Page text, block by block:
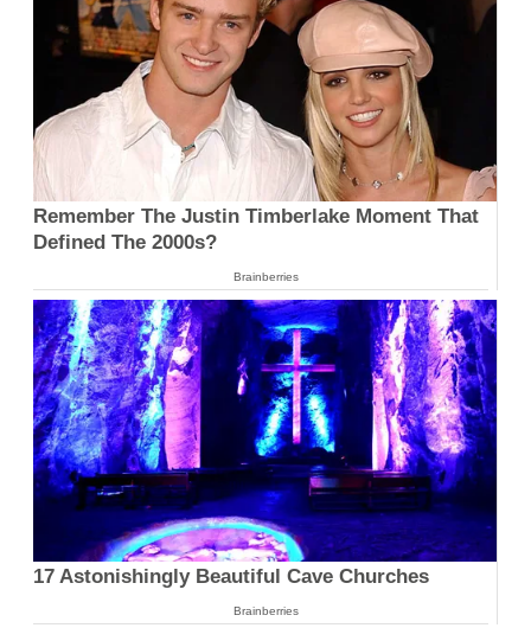
Remember The Justin Timberlake Moment That
Defined The 2000s?
Brainberries
17 Astonishingly Beautiful Cave Churches
Brainberries